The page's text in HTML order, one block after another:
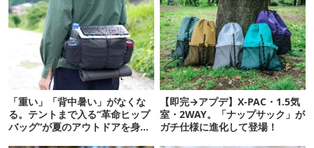
「重い」「背中暑い」がなくな
る。テントまで入る“革命ヒップ
バッグ”が夏のアウトドアを身軽
【即完→アプデ】X-PAC・1.5気
室・2WAY。「ナップサック」が
ガチ仕様に進化して登場！